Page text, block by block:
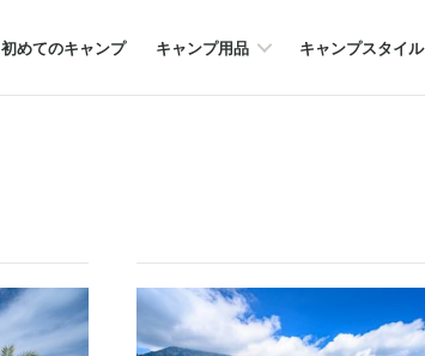
初めてのキャンプ キャンプ用品 キャンプスタイル